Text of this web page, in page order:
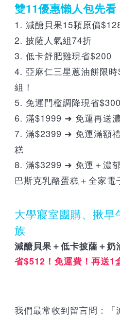
雙11優惠懶人包先看
1. 減醣貝果15顆原價
2. 披薩人氣組74折
3. 低卡舒肥雞現省$200
4. 亞麻仁三星蔥油餅限
組！
5. 免運門檻調降現省
6. 滿$1999 ➜ 免運再送
7. 滿$2399 ➜ 免運滿額
糕
8. 滿$3299 ➜ 免運＋濃
巴斯克乳酪蛋糕＋全家電
大學寢室團購、揪早
族
減醣貝果＋低卡披薩＋奶
省$512！免運費！再送1
我們最常收到留言問：「